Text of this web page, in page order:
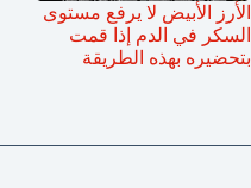
الأرز الأبيض لا يرفع مستوى
السكر في الدم إذا قمت
بتحضيره بهذه الطريقة